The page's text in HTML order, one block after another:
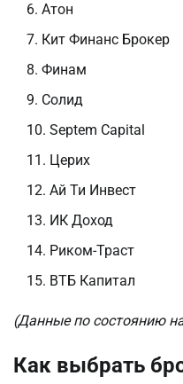
Атон
Кит Финанс Брокер
Финам
Солид
Septem Capital
Церих
Ай Ти Инвест
ИК Доход
Риком-Траст
ВТБ Капитал
(Данные по состоянию
Как выбрать